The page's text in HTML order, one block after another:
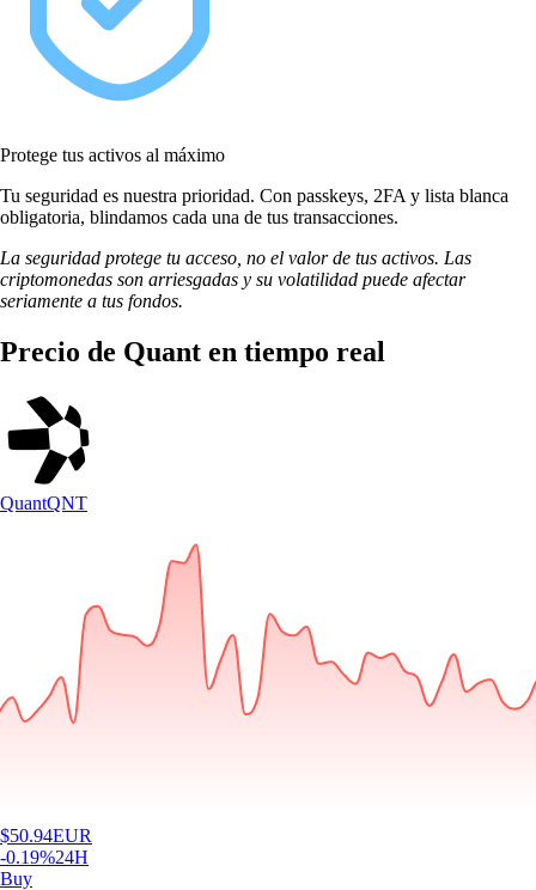
Protege tus activos al máximo
Tu seguridad es nuestra prioridad. Con passkeys, 2FA y lista blanca
obligatoria, blindamos cada una de tus transacciones.
La seguridad protege tu acceso, no el valor de tus activos. Las
criptomonedas son arriesgadas y su volatilidad puede afectar
seriamente a tus fondos.
Precio de Quant en tiempo real
QuantQNT
$50.94EUR
-0.19%24H
Buy